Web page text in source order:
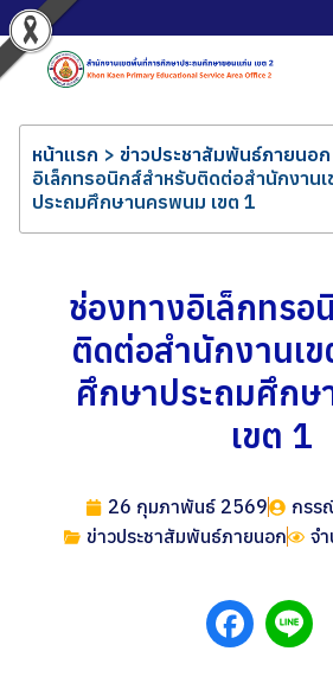
หน้าแรก > ข่าวประชาสัมพันธ์ภายนอก
อิเล็กทรอนิกส์สำหรับติดต่อสำนักงาน
ประถมศึกษานครพนม เขต 1
ช่องทางอิเล็กทรอ
ติดต่อสำนักงานเ
ศึกษาประถมศึก
เขต 1
26 กุมภาพันธ์ 2569
กรร
ข่าวประชาสัมพันธ์ภายนอก
จ